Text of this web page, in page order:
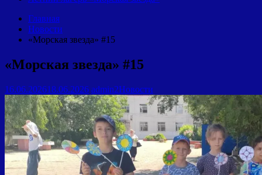
Главная
Новости
«Морская звезда» #15
«Морская звезда» #15
16.06.202618.06.2026 admin2Новости